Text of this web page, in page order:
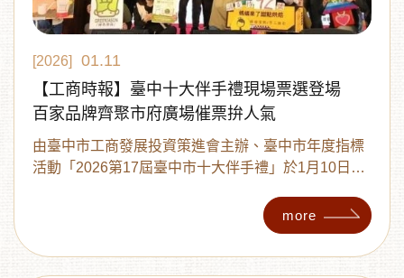
︾
[2026]
01.11
【工商時報】臺中十大伴手禮現場票選登場
百家品牌齊聚市府廣場催票拚人氣
由臺中市工商發展投資策進會主辦、臺中市年度指標
活動「2026第17屆臺中市十大伴手禮」於1月10日至
活動。此次活動集結山、海、屯、城區共100家優質
伴手禮品牌設攤展售，吸引大批民眾前往投票、消
費、搶優惠，現場氣氛熱烈。
more